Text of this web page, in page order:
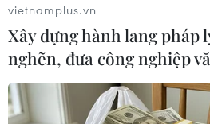
Chứng khoán hồi phục gần 3%,
trường kỳ vọng khởi sắc trong
Tám
vietnamplus.vn
Xây dựng hành lang pháp
nghẽn, đưa công nghiệp